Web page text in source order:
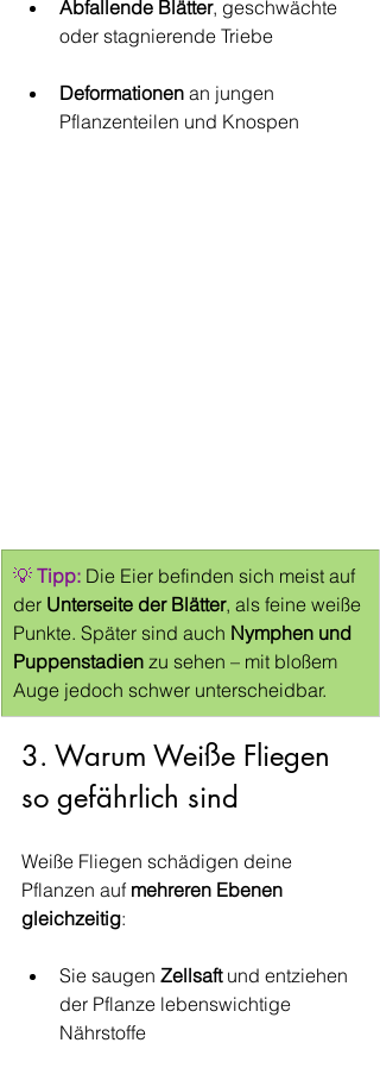
Abfallende Blätter, geschwächte
oder stagnierende Triebe
Deformationen an jungen
Pflanzenteilen und Knospen
💡 Tipp: Die Eier befinden sich meist auf
der Unterseite der Blätter, als feine weiße
Punkte. Später sind auch Nymphen und
Puppenstadien zu sehen – mit bloßem
Auge jedoch schwer unterscheidbar.
3. Warum Weiße Fliegen
so gefährlich sind
Weiße Fliegen schädigen deine
Pflanzen auf mehreren Ebenen
gleichzeitig:
Sie saugen Zellsaft und entziehen
der Pflanze lebenswichtige
Nährstoffe